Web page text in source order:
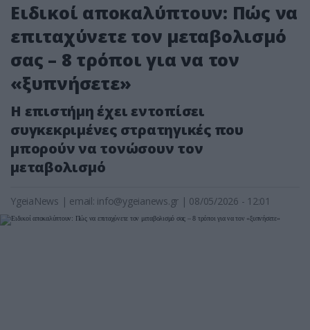
Ειδικοί αποκαλύπτουν: Πώς να
επιταχύνετε τον μεταβολισμό
σας – 8 τρόποι για να τον
«ξυπνήσετε»
Η επιστήμη έχει εντοπίσει
συγκεκριμένες στρατηγικές που
μπορούν να τονώσουν τον
μεταβολισμό
YgeiaNews | email: info@ygeianews.gr | 08/05/2026 - 12:01